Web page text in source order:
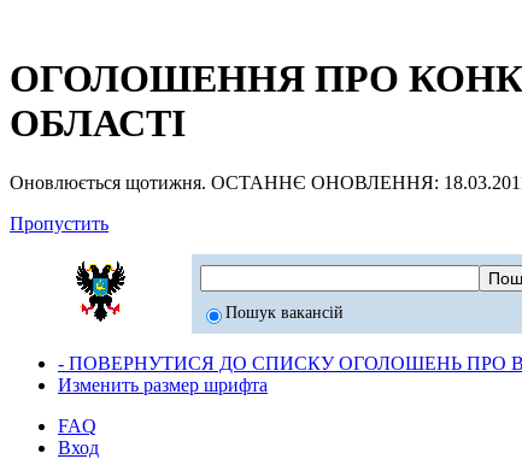
ОГОЛОШЕННЯ ПРО
ОБЛАСТІ
Оновлюється щотижня. ОСТАННЄ ОНОВЛЕННЯ:
Пропустить
Пошук вакансій
- ПОВЕРНУТИСЯ ДО СПИСКУ ОГОЛОШЕНЬ ПРО
Изменить размер шрифта
FAQ
Вход